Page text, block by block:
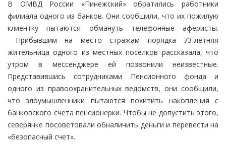
В ОМВД России «Пинежский» обратились работники
филиала одного из банков. Они сообщили, что их пожилую
клиентку пытаются обмануть телефонные аферисты.
Прибывшим на место стражам порядка 73-летняя
жительница одного из местных поселков рассказала, что
утром в мессенджере ей позвонили неизвестные.
Представившись сотрудниками Пенсионного фонда и
одного из правоохранительных ведомств, они сообщили,
что злоумышленники пытаются похитить накопления с
банковского счета пенсионерки. Чтобы не допустить этого,
северянке посоветовали обналичить деньги и перевести на
«безопасный счет».